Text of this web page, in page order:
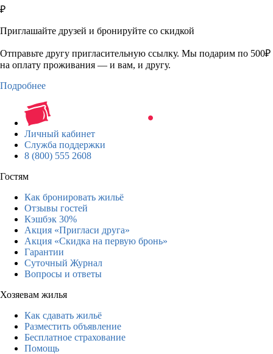
₽
Приглашайте друзей и бронируйте со скидкой
Отправьте другу пригласительную ссылку. Мы подарим по 500₽
на оплату проживания — и вам, и другу.
Подробнее
Личный кабинет
Служба поддержки
8 (800) 555 2608
Гостям
Как бронировать жильё
Отзывы гостей
Кэшбэк 30%
Акция «Пригласи друга»
Акция «Скидка на первую бронь»
Гарантии
Суточный Журнал
Вопросы и ответы
Хозяевам жилья
Как сдавать жильё
Разместить объявление
Бесплатное страхование
Помощь